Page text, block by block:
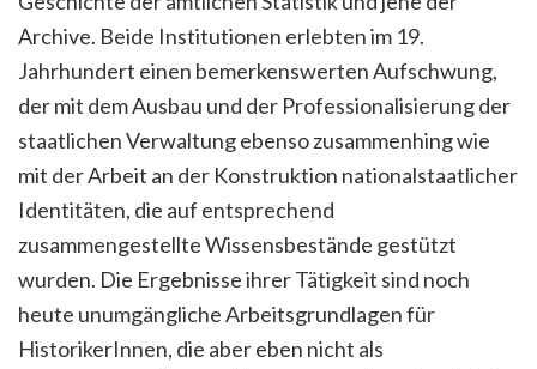
Archive. Beide Institutionen erlebten im 19.
Jahrhundert einen bemerkenswerten Aufschwung,
der mit dem Ausbau und der Professionalisierung der
staatlichen Verwaltung ebenso zusammenhing wie
mit der Arbeit an der Konstruktion nationalstaatlicher
Identitäten, die auf entsprechend
zusammengestellte Wissensbestände gestützt
wurden. Die Ergebnisse ihrer Tätigkeit sind noch
heute unumgängliche Arbeitsgrundlagen für
HistorikerInnen, die aber eben nicht als